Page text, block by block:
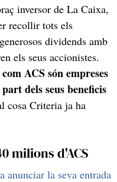
inversor de La Caixa,
recollir tots els
dividends amb
els seus accionistes.
ACS són empreses
dels seus beneficis
cosa Criteria ja ha
milions d'ACS
anunciar la seva entrada